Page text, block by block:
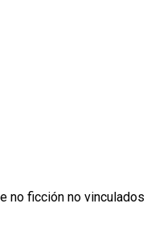
ficción no vinculados